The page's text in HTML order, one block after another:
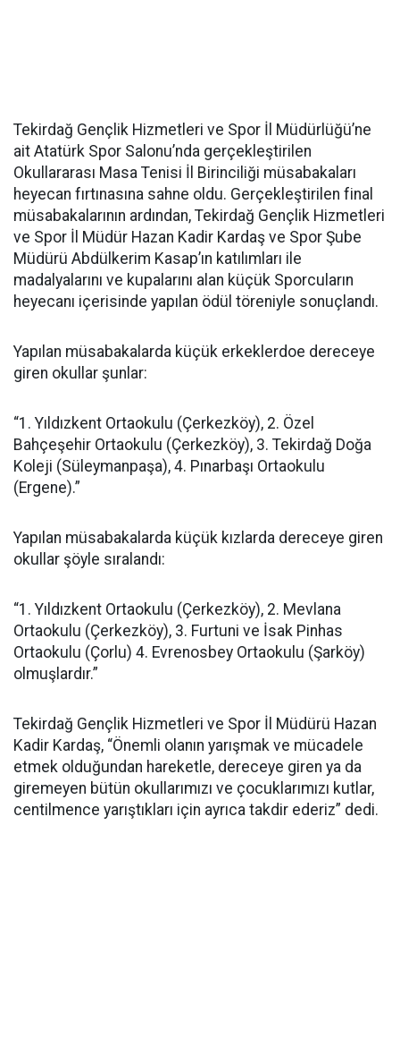
Tekirdağ Gençlik Hizmetleri ve Spor İl Müdürlüğü’ne
ait Atatürk Spor Salonu’nda gerçekleştirilen
Okullararası Masa Tenisi İl Birinciliği müsabakaları
heyecan fırtınasına sahne oldu. Gerçekleştirilen final
müsabakalarının ardından, Tekirdağ Gençlik Hizmetleri
ve Spor İl Müdür Hazan Kadir Kardaş ve Spor Şube
Müdürü Abdülkerim Kasap’ın katılımları ile
madalyalarını ve kupalarını alan küçük Sporcuların
heyecanı içerisinde yapılan ödül töreniyle sonuçlandı.
Yapılan müsabakalarda küçük erkeklerdoe dereceye
giren okullar şunlar:
“1. Yıldızkent Ortaokulu (Çerkezköy), 2. Özel
Bahçeşehir Ortaokulu (Çerkezköy), 3. Tekirdağ Doğa
Koleji (Süleymanpaşa), 4. Pınarbaşı Ortaokulu
(Ergene).”
Yapılan müsabakalarda küçük kızlarda dereceye giren
okullar şöyle sıralandı:
“1. Yıldızkent Ortaokulu (Çerkezköy), 2. Mevlana
Ortaokulu (Çerkezköy), 3. Furtuni ve İsak Pinhas
Ortaokulu (Çorlu) 4. Evrenosbey Ortaokulu (Şarköy)
olmuşlardır.”
Tekirdağ Gençlik Hizmetleri ve Spor İl Müdürü Hazan
Kadir Kardaş, “Önemli olanın yarışmak ve mücadele
etmek olduğundan hareketle, dereceye giren ya da
giremeyen bütün okullarımızı ve çocuklarımızı kutlar,
centilmence yarıştıkları için ayrıca takdir ederiz” dedi.